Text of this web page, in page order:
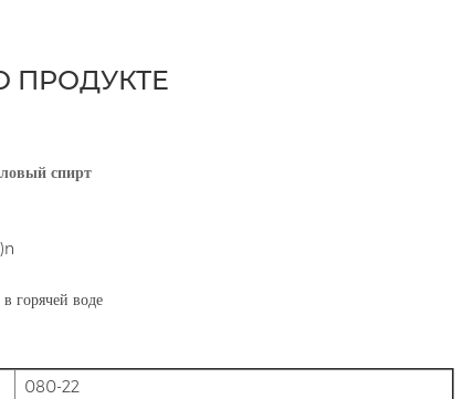
спирт
горячей воде
080-22